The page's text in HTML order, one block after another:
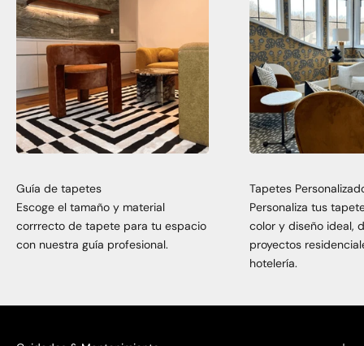
Guía de tapetes
Escoge el tamaño y material
corrrecto de tapete para tu espacio
con nuestra guía profesional.
Tapetes
Personaliza tus
color y diseño ideal,
proyectos
hotelería.